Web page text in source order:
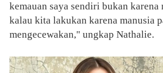
kemauan saya sendiri bukan karena
kalau kita lakukan karena manusia
mengecewakan," ungkap Nathalie.